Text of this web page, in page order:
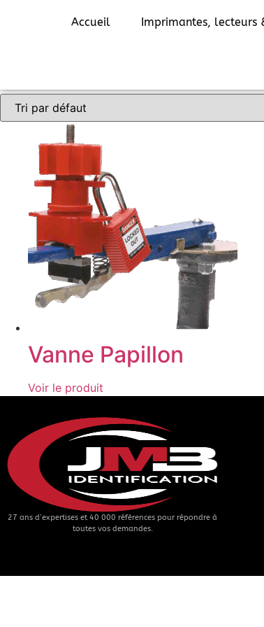
Accueil Imprimantes, lecteurs
Vanne Papillon
Voir le produit
27 ans d’expertises et 40 000 références pour répondre à
toutes vos demandes.